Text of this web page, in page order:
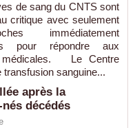
de sang du CNTS sont
critique avec seulement
immédiatement
pour répondre aux
médicales. Le Centre
transfusion sanguine...
après la
décédés